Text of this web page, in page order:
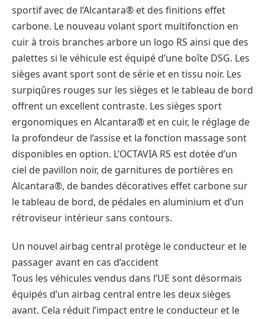
sportif avec de l’Alcantara® et des finitions effet
carbone. Le nouveau volant sport multifonction en
cuir à trois branches arbore un logo RS ainsi que des
palettes si le véhicule est équipé d’une boîte DSG. Les
sièges avant sport sont de série et en tissu noir. Les
surpiqûres rouges sur les sièges et le tableau de bord
offrent un excellent contraste. Les sièges sport
ergonomiques en Alcantara® et en cuir, le réglage de
la profondeur de l’assise et la fonction massage sont
disponibles en option. L’OCTAVIA RS est dotée d’un
ciel de pavillon noir, de garnitures de portières en
Alcantara®, de bandes décoratives effet carbone sur
le tableau de bord, de pédales en aluminium et d’un
rétroviseur intérieur sans contours.
Un nouvel airbag central protège le conducteur et le
passager avant en cas d’accident
Tous les véhicules vendus dans l’UE sont désormais
équipés d’un airbag central entre les deux sièges
avant. Cela réduit l’impact entre le conducteur et le